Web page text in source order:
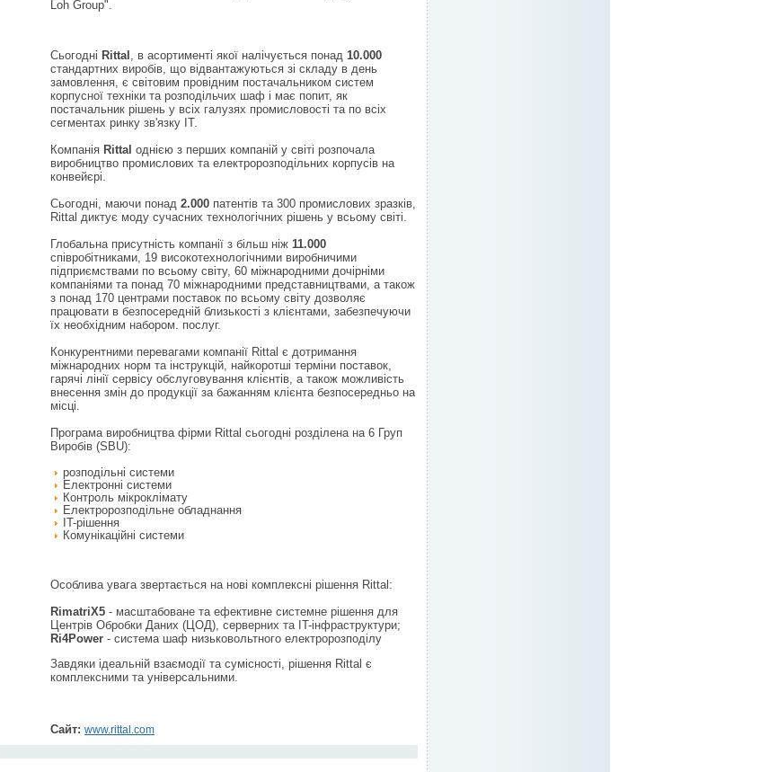
Loh Group".
Сьогодні Rittal , в асортименті якої налічується понад 10.000
стандартних виробів, що відвантажуються зі складу в день
замовлення, є світовим провідним постачальником систем
корпусної техніки та розподільчих шаф і має попит, як
постачальник рішень у всіх галузях промисловості та по всіх
сегментах ринку зв'язку IT.
Компанія Rittal однією з перших компаній у світі розпочала
виробництво промислових та електророзподільних корпусів на
конвейєрі.
Сьогодні, маючи понад 2.000 патентів та 300 промислових зразків,
Rittal диктує моду сучасних технологічних рішень у всьому світі.
Глобальна присутність компанії з більш ніж 11.000
співробітниками, 19 високотехнологічними виробничими
підприємствами по всьому світу, 60 міжнародними дочірніми
компаніями та понад 70 міжнародними представництвами, а також
з понад 170 центрами поставок по всьому світу дозволяє
працювати в безпосередній близькості з клієнтами, забезпечуючи
їх необхідним набором. послуг.
Конкурентними перевагами компанії Rittal є дотримання
міжнародних норм та інструкцій, найкоротші терміни поставок,
гарячі лінії сервісу обслуговування клієнтів, а також можливість
внесення змін до продукції за бажанням клієнта безпосередньо на
місці.
Програма виробництва фірми Rittal сьогодні розділена на 6 Груп
Виробів (SBU):
розподільні системи
Електронні системи
Контроль мікроклімату
Електророзподільне обладнання
IT-рішення
Комунікаційні системи
Особлива увага звертається на нові комплексні рішення Rittal:
RimatriX5 - масштабоване та ефективне системне рішення для
Центрів Обробки Даних (ЦОД), серверних та IT-інфраструктури;
Ri4Power - система шаф низьковольтного електророзподілу
Завдяки ідеальній взаємодії та сумісності, рішення Rittal є
комплексними та універсальними.
Сайт: www.rittal.com